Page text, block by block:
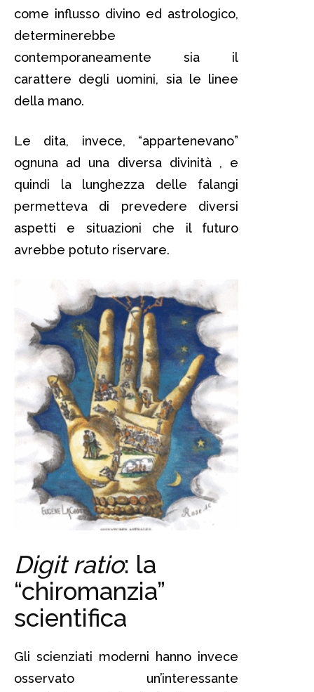
come influsso divino ed astrologico,
determinerebbe
contemporaneamente sia il
carattere degli uomini, sia le linee
della mano.
Le dita, invece, “appartenevano”
ognuna ad una diversa divinità , e
quindi la lunghezza delle falangi
permetteva di prevedere diversi
aspetti e situazioni che il futuro
avrebbe potuto riservare.
Digit ratio: la
“chiromanzia”
scientifica
Gli scienziati moderni hanno invece
osservato un’interessante